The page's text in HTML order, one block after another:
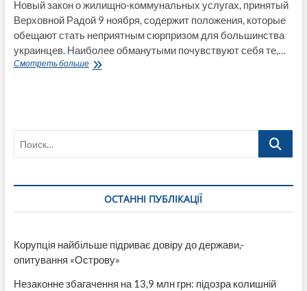
Новый закон о жилищно-коммунальных услугах, принятый
Верховной Радой 9 ноября, содержит положения, которые
обещают стать неприятным сюрпризом для большинства
украинцев. Наиболее обманутыми почувствуют себя те,…
Смотреть больше2+2=5,
года
Поиск…
ОСТАННІ ПУБЛІКАЦІЇ
Корупція найбільше підриває довіру до держави,-
опитування «Острову»
Незаконне збагачення на 13,9 млн грн: підозра колишній